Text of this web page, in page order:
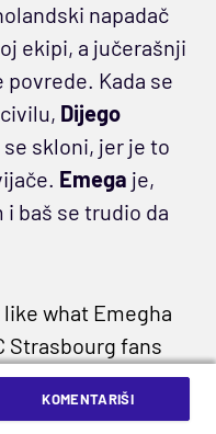
napadač
ekipi, a jučerašnji
Kada se
Dijego
skloni, jer je to
Emega je,
baš se trudio da
what Emegha
Strasbourg fans
UEFA
KOMENTARIŠI